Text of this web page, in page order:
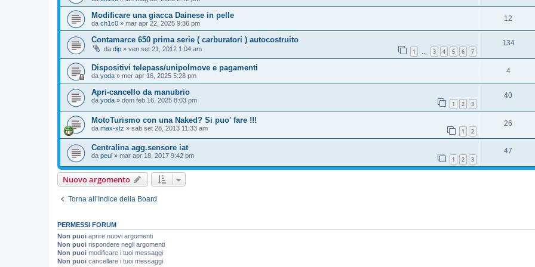
Modificare una giacca Dainese in pelle
da ch1c0 » mar apr 22, 2025 9:36 pm
12
Contamarce 650 prima serie ( carburatori ) autocostruito
da dip » ven set 21, 2012 1:04 am 1 … 3 4 5 6 7
134
Dispositivi telepass/unipolmove e pagamenti
da yoda » mer apr 16, 2025 5:28 pm
4
Apri-cancello da manubrio
da yoda » dom feb 16, 2025 8:03 pm 1 2 3
40
MotoTurismo con una Naked? Si puo' fare !!!
da max-xtz » sab set 28, 2013 11:33 am 1 2
26
Centralina agg.sensore iat
da peul » mar apr 18, 2017 9:42 pm 1 2 3
47
Nuovo argomento
Torna all’Indice della Board
PERMESSI FORUM
Non puoi aprire nuovi argomenti
Non puoi rispondere negli argomenti
Non puoi modificare i tuoi messaggi
Non puoi cancellare i tuoi messaggi